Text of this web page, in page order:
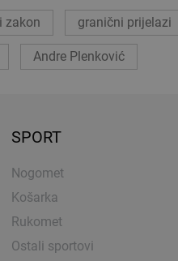
zakon granični prijelazi
Andre Plenković
SPORT
Nogomet
Košarka
Rukomet
Ostali sportovi